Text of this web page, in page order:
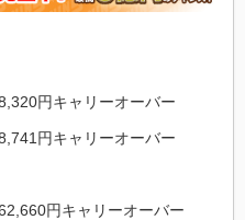
円キャリーオーバー
円キャリーオーバー
円キャリーオーバー